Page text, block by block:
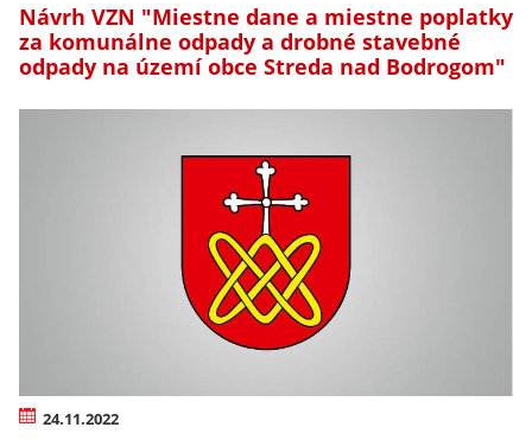
Návrh VZN "Miestne dane a miestne poplatky
za komunálne odpady a drobné stavebné
odpady na území obce Streda nad Bodrogom"
24.11.2022